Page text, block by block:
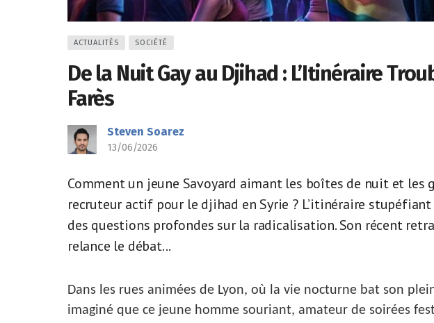
ACTUALITÉS SOCIÉTÉ
De la Nuit Gay au Djihad : L’Itinéraire
Farès
Steven Soarez
13/06/2026
Comment un jeune Savoyard aimant les boîtes de nuit et les
recruteur actif pour le djihad en Syrie ? L’itinéraire stupéfiant
des questions profondes sur la radicalisation. Son récent
relance le débat...
Dans les rues animées de Lyon, où la vie nocturne bat son
imaginé que ce jeune homme souriant, amateur de soirées